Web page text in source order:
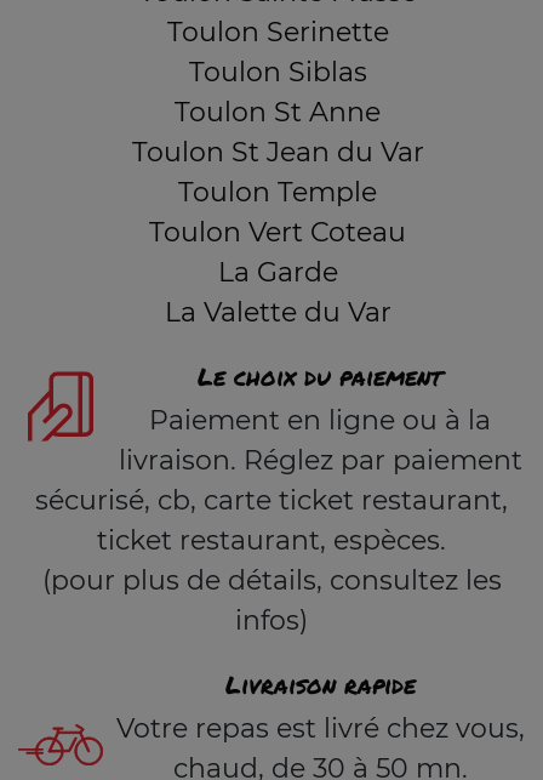
Toulon Serinette
Toulon Siblas
Toulon St Anne
Toulon St Jean du Var
Toulon Temple
Toulon Vert Coteau
La Garde
La Valette du Var
Le choix du paiement
Paiement en ligne ou à la
livraison. Réglez par paiement
sécurisé, cb, carte ticket restaurant,
ticket restaurant, espèces.
(pour plus de détails, consultez les
infos)
Livraison rapide
Votre repas est livré chez vous,
chaud, de 30 à 50 mn.